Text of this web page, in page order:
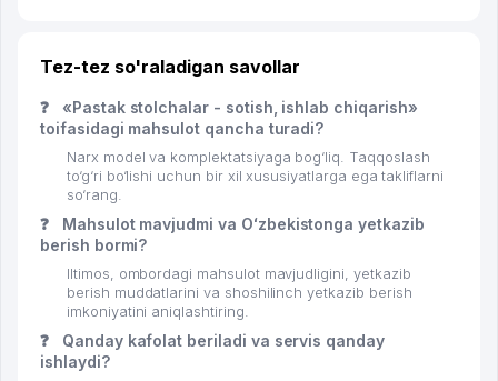
Tez-tez so'raladigan savollar
❓
«Pastak stolchalar - sotish, ishlab chiqarish»
toifasidagi mahsulot qancha turadi?
Narx model va komplektatsiyaga bog‘liq. Taqqoslash
to‘g‘ri bo‘lishi uchun bir xil xususiyatlarga ega takliflarni
so‘rang.
❓
Mahsulot mavjudmi va Oʻzbekistonga yetkazib
berish bormi?
Iltimos, ombordagi mahsulot mavjudligini, yetkazib
berish muddatlarini va shoshilinch yetkazib berish
imkoniyatini aniqlashtiring.
❓
Qanday kafolat beriladi va servis qanday
ishlaydi?